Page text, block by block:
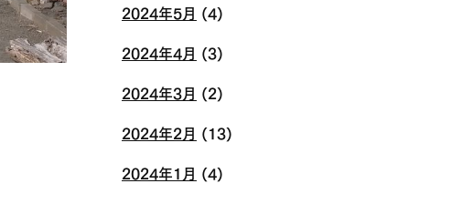
2024年5月 (4)
2024年4月 (3)
2024年3月 (2)
2024年2月 (13)
2024年1月 (4)